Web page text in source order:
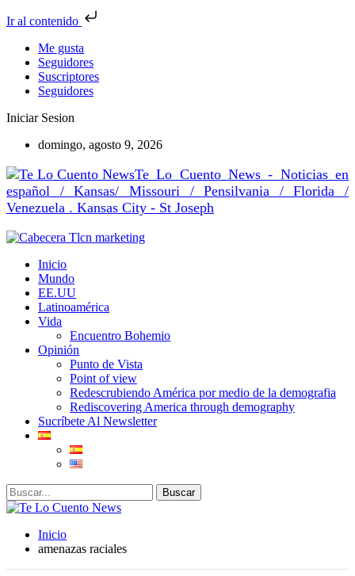
Ir al contenido
Me gusta
Seguidores
Suscriptores
Seguidores
Iniciar Sesion
domingo, agosto 9, 2026
Te Lo Cuento News - Noticias en
español / Kansas/ Missouri / Pensilvania / Florida /
Venezuela . Kansas City - St Joseph
Inicio
Mundo
EE.UU
Latinoamérica
Vida
Encuentro Bohemio
Opinión
Punto de Vista
Point of view
Redescrubiendo América por medio de la demografia
Rediscovering America through demography
Sucríbete Al Newsletter
Inicio
amenazas raciales